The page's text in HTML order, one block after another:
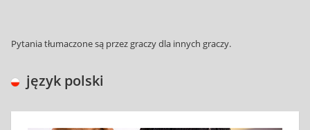
Pytania tłumaczone są przez graczy dla innych graczy.
język polski